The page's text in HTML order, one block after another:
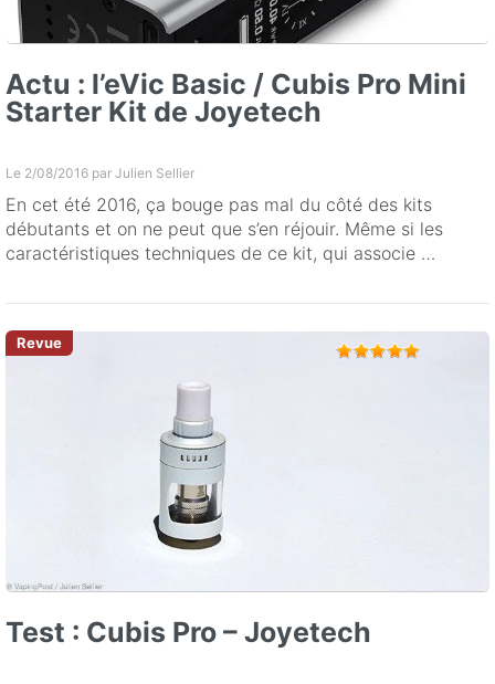
Actu : l’eVic Basic / Cubis Pro Mini
Starter Kit de Joyetech
Le 2/08/2016 par Julien Sellier
En cet été 2016, ça bouge pas mal du côté des kits
débutants et on ne peut que s’en réjouir. Même si les
caractéristiques techniques de ce kit, qui associe …
Test : Cubis Pro – Joyetech